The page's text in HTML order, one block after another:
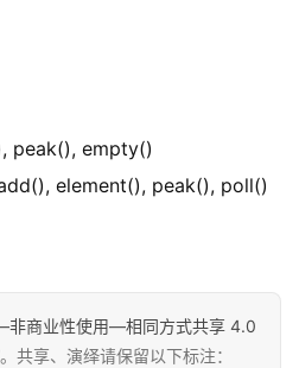
peak(), empty()
element(), peak(), poll()
非商业性使用—相同方式共享 4.0
共享、演绎请保留以下标注：